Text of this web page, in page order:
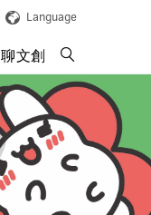
Language
聊文創